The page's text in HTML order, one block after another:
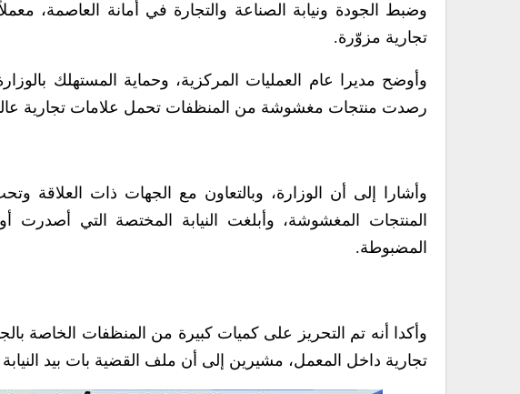
وضبط الجودة ونيابة الصناعة والتجارة في أمانة العاصمة،
تجارية مزوّرة.
وأوضح مديرا عام العمليات المركزية، وحماية المستهلك
رصدت منتجات مغشوشة من المنظفات تحمل علامات تجارية
وأشارا إلى أن الوزارة، وبالتعاون مع الجهات ذات العلاقة
المنتجات المغشوشة، وأبلغت النيابة المختصة التي أصدرت
المضبوطة.
وأكدا أنه تم التحريز على كميات كبيرة من المنظفات الخاصة
تجارية داخل المعمل، مشيرين إلى أن ملف القضية بات بيد النيابة